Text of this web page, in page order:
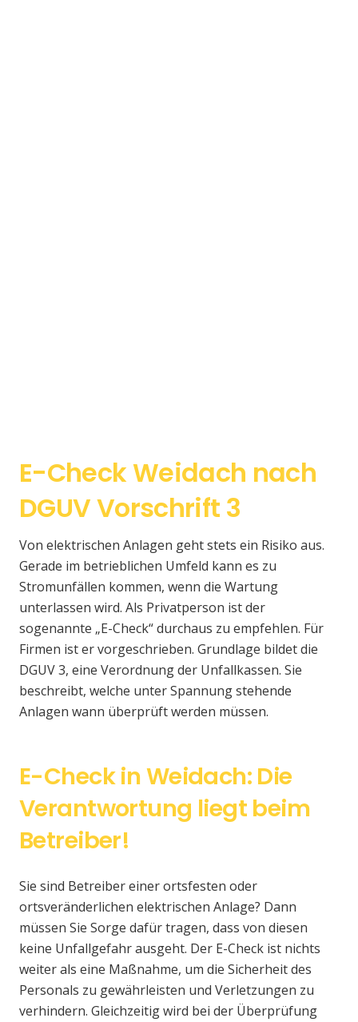
E-Check Weidach nach
DGUV Vorschrift 3
Von elektrischen Anlagen geht stets ein Risiko aus.
Gerade im betrieblichen Umfeld kann es zu
Stromunfällen kommen, wenn die Wartung
unterlassen wird. Als Privatperson ist der
sogenannte „E-Check“ durchaus zu empfehlen. Für
Firmen ist er vorgeschrieben. Grundlage bildet die
DGUV 3, eine Verordnung der Unfallkassen. Sie
beschreibt, welche unter Spannung stehende
Anlagen wann überprüft werden müssen.
E-Check in Weidach: Die
Verantwortung liegt beim
Betreiber!
Sie sind Betreiber einer ortsfesten oder
ortsveränderlichen elektrischen Anlage? Dann
müssen Sie Sorge dafür tragen, dass von diesen
keine Unfallgefahr ausgeht. Der E-Check ist nichts
weiter als eine Maßnahme, um die Sicherheit des
Personals zu gewährleisten und Verletzungen zu
verhindern. Gleichzeitig wird bei der Überprüfung